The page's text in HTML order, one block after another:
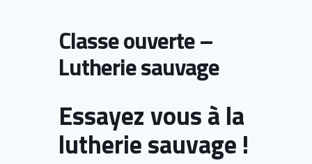
Classe ouverte –
Lutherie sauvage
Essayez vous à la
lutherie sauvage !